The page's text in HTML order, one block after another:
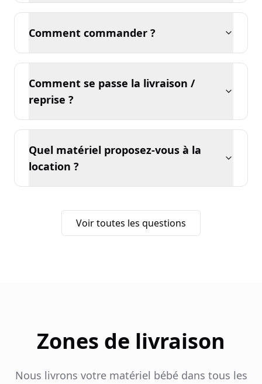
Comment commander ?
Comment se passe la livraison /
reprise ?
Quel matériel proposez-vous à la
location ?
Voir toutes les questions
Zones de livraison
Nous livrons votre matériel bébé dans tous les